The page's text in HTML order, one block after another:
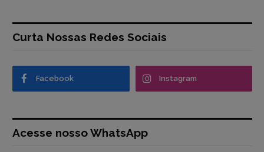
Curta Nossas Redes Sociais
Facebook Instagram
Acesse nosso WhatsApp